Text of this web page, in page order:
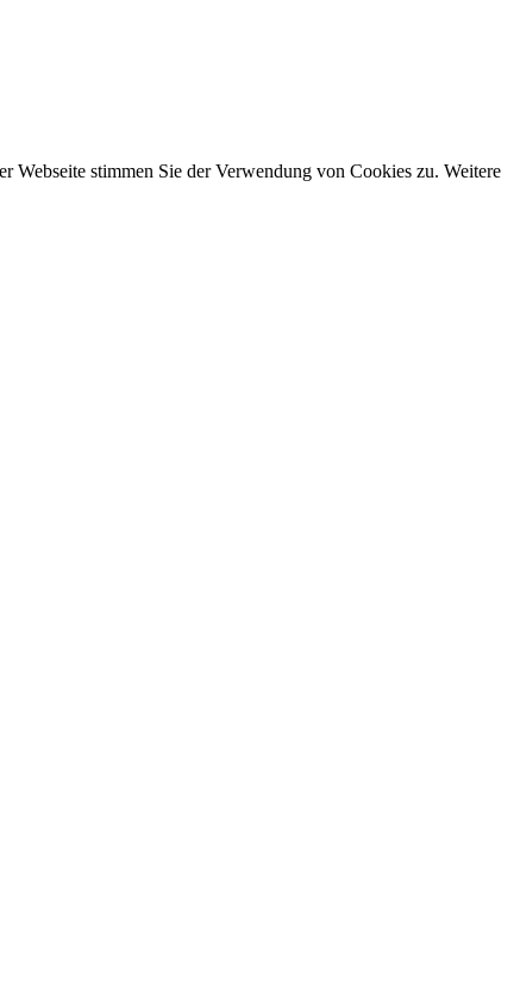
stimmen Sie der Verwendung von Cookies zu. Weitere